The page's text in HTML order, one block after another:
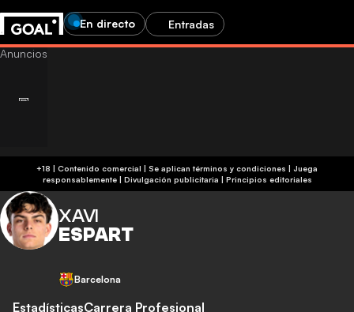
En directo Entradas
+18 | Contenido comercial | Se aplican términos y condiciones | Juega
responsablemente| Divulgación publicitaria | Principios editoriales
XAVI
ESPART
Barcelona
EstadísticasCarrera Profesional